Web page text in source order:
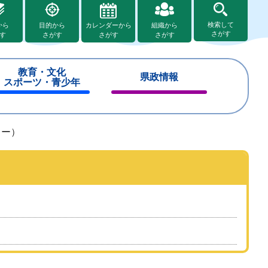
ら
目的から
さがす
カレンダーから
さがす
組織から
さがす
検索して
さがす
教育・文化
スポーツ・青少年
県政情報
じ
）